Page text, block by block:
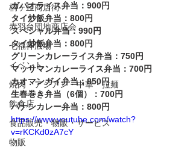
桐ヶ丘商店街
赤羽台団地商店会
七福神広場
イベント
焼肉・アジアン・中華・拉麺
飲食店
食品販売・物販・サービス
物販
ガパオライス弁当：900円
タイ炒飯弁当：800円
スペシャル弁当：990円
タイ炒飯弁当：800円
グリーンカレーライス弁当：750円
マッサマンカレーライス弁当：700円
カオマンガイ弁当：850円
生春巻き弁当（6個）：700円
パナンカレー弁当：800円
https://www.youtube.com/watch?
v=rKCKd0zA7cY